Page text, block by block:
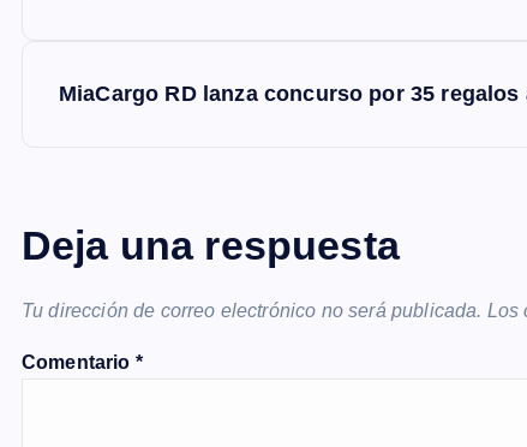
g
a
c
MiaCargo RD lanza concurso por 35
Deja una respuesta
Tu dirección de correo electrónico no será publicada. Los
Comentario *